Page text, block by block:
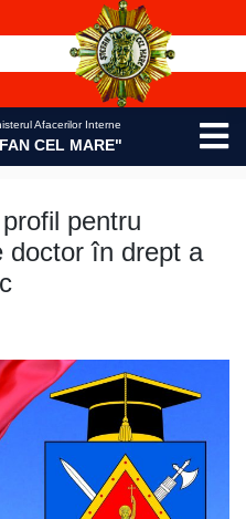
Afacerilor Interne
CEL MARE"
pentru
doctor în drept a